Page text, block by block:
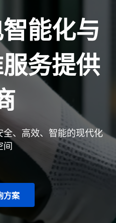
能化与
务提供
全、高效、智能的现代化
间
方案